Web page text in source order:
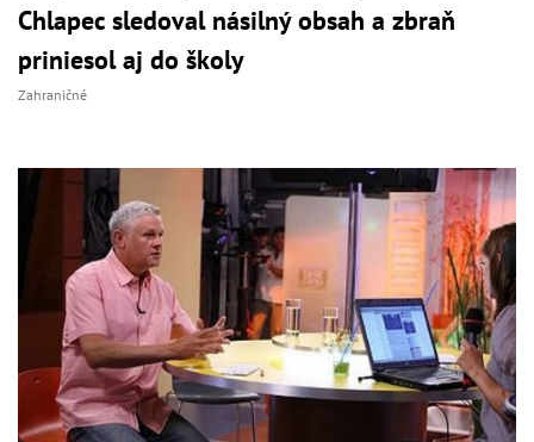
Chlapec sledoval násilný obsah a zbraň
priniesol aj do školy
Zahraničné